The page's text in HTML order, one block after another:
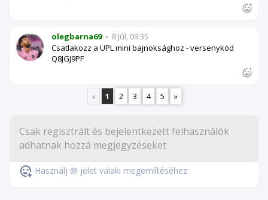
olegbarna69 • 8 Júl, 09:35
Csatlakozz a UPL mini bajnoksághoz - versenykód
Q8JGJ9PF
« 1 2 3 4 5 »
Használj @ jelet valaki megemlítéséhez